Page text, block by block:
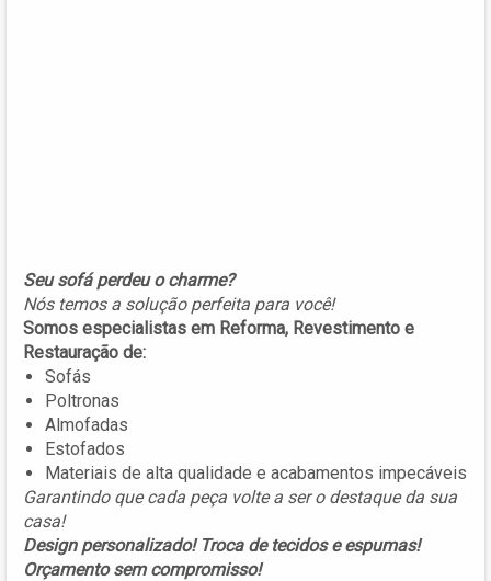
Seu sofá perdeu o charme?
Nós temos a solução perfeita para você!
Somos especialistas em Reforma, Revestimento e
Restauração de:
Sofás
Poltronas
Almofadas
Estofados
Materiais de alta qualidade e acabamentos impecáveis
Garantindo que cada peça volte a ser o destaque da sua
casa!
Design personalizado! Troca de tecidos e espumas!
Orçamento sem compromisso!